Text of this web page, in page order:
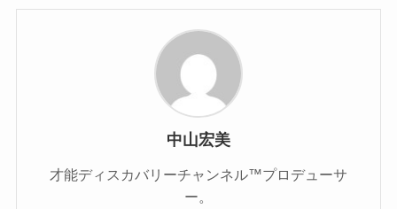
中山宏美
才能ディスカバリーチャンネル™プロデューサ
ー。